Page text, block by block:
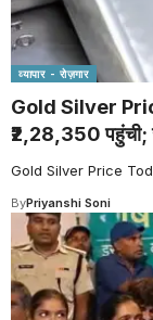
व्यापार - रोज़गार
Gold Silver
₹2,28,350 पहुंची;
Gold Silver Price
ByPriyanshi Soni